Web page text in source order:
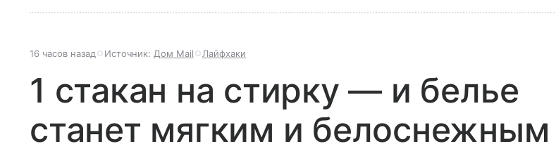
16 часов назад Источник: Дом Mail Лайфхаки
1 стакан на стирку — и белье
станет мягким и белоснежным